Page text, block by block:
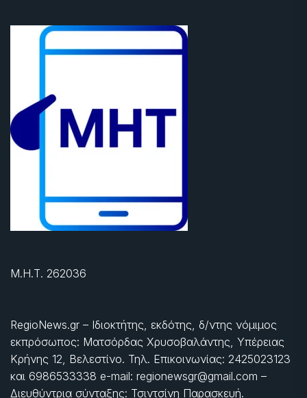
Μ.Η.Τ. 262036
RegioNews.gr – Ιδιοκτήτης, εκδότης, δ/ντης νόμιμος
εκπρόσωπος: Ματσόρδας Χρυσοβαλάντης, Υπέρειας
Κρήνης 12, Βελεστίνο. Τηλ. Επικοινωνίας: 2425023123
και 6986533338 e-mail: regionewsgr@gmail.com –
Διευθύντρια σύνταξης: Τσιντσίνη Παρασκευή.